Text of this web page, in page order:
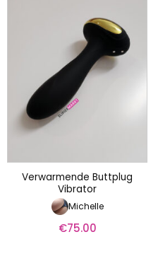
Verwarmende Buttplug
Vibrator
Michelle
€75.00